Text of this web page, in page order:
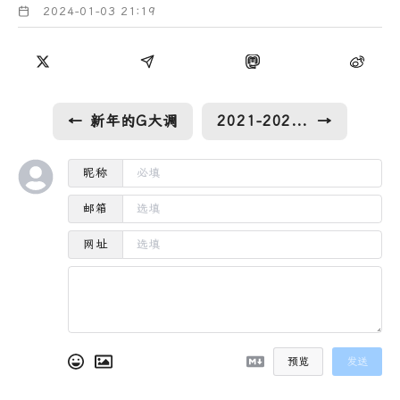
2024-01-03 21:19
← 新年的G大调 2021-2023 阅读总结 →
昵称
邮箱
网址
预览 发送